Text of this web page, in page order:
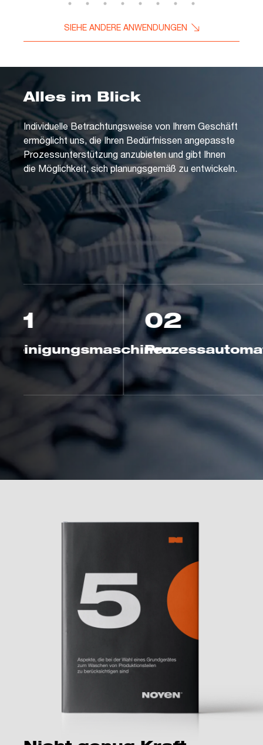
SIEHE ANDERE ANWENDUNGEN
Alles im Blick
Individuelle Betrachtungsweise von Ihrem Geschäft
ermöglicht uns, die Ihren Bedürfnissen angepasste
Prozessunterstützung anzubieten und gibt Ihnen
die Möglichkeit, sich planungsgemäß zu entwickeln.
02
Prozessautomatisierung
ENTDECKEN SIE
03